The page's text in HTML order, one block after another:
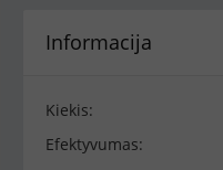
Informacija
Kiekis:
Efektyvumas: